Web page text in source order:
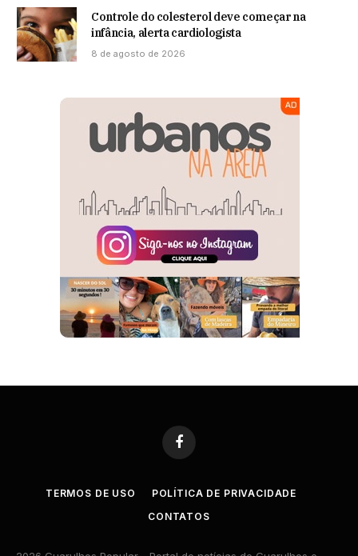
Controle do colesterol deve começar na
infância, alerta cardiologista
8 de agosto de 2026
Facebook
TERMOS DE USO
POLÍTICA DE PRIVACIDADE
CONTATOS